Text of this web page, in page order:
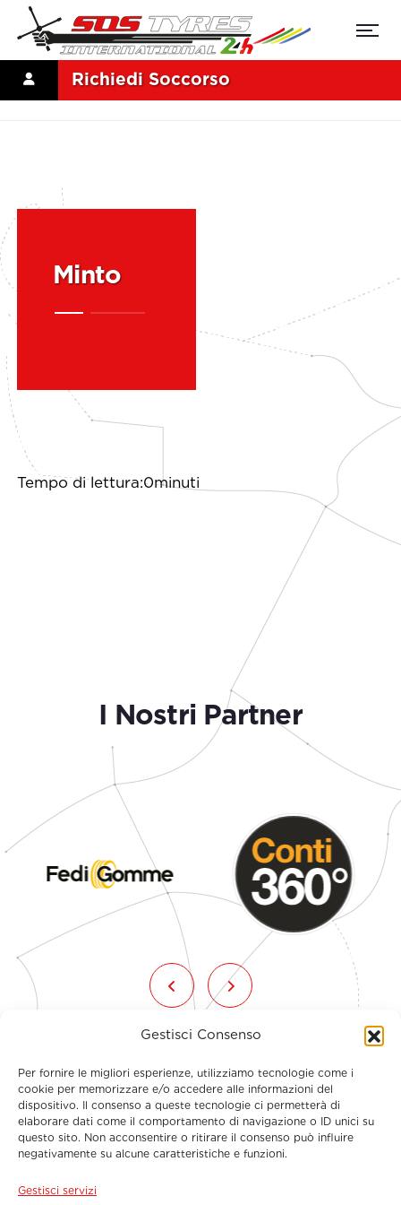
Gestisci Consenso
Per fornire le migliori esperienze, utilizziamo tecnologie come i
cookie per memorizzare e/o accedere alle informazioni del
dispositivo. Il consenso a queste tecnologie ci permetterà di
elaborare dati come il comportamento di navigazione o ID unici su
questo sito. Non acconsentire o ritirare il consenso può influire
negativamente su alcune caratteristiche e funzioni.
Gestisci servizi
Richiedi Soccorso
Minto
Tempo di lettura:0minuti
I Nostri Partner
Menu
Contatti